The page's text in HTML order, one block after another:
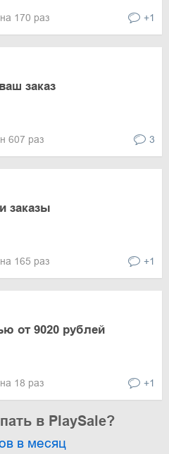
170 раз +1
заказ
607 раз 3
заказы
165 раз +1
от 9020 рублей
18 раз +1
в PlaySale?
в месяц